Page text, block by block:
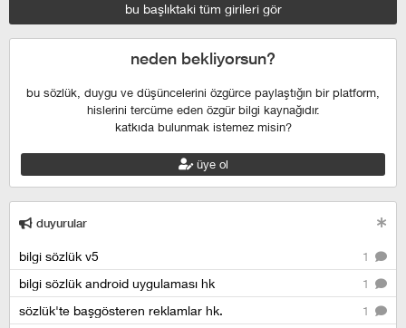
bu başlıktaki tüm girileri gör
neden bekliyorsun?
bu sözlük, duygu ve düşüncelerini özgürce paylaştığın bir platform,
hislerini tercüme eden özgür bilgi kaynağıdır.
katkıda bulunmak istemez misin?
üye ol
duyurular
1
bilgi sözlük v5
1
bilgi sözlük android uygulaması hk
1
sözlük'te başgösteren reklamlar hk.